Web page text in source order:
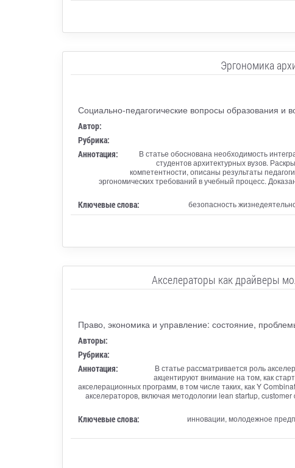
Эргономика
Социально-педагогические вопросы образования и
Автор:
Рубрика:
Аннотация:
В статье обоснована необходимость
студентов архитектурных вузов.
компетентности, описаны результаты
эргономических требований в учебный процесс.
Ключевые слова: безопасность
Акселераторы как драйверы
Право, экономика и управление: состояние,
Авторы:
Рубрика:
Аннотация:
В статье рассматривается роль
акцентируют внимание на том, как
акселерационных программ, в том числе таких, как Y
акселераторов, включая методологии lean startup,
Ключевые слова:
инновации, молодежное